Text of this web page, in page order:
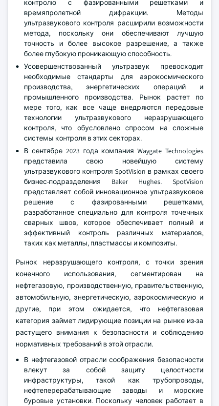
контролю с фазированными решетками и
времяпролетной дифракции. Методы
ультразвукового контроля расширили возможности
метода, поскольку они обеспечивают лучшую
точность и более высокое разрешение, а также
более глубокую проникающую способность.
Усовершенствованный ультразвук превосходит
необходимые стандарты для аэрокосмического
производства, энергетических операций и
промышленного производства. Рынок растет по
мере того, как все чаще внедряются передовые
технологии ультразвукового неразрушающего
контроля, что обусловлено спросом на сложные
системы контроля в этих секторах.
В сентябре 2023 года компания Waygate Technologies
представила свою новейшую систему
ультразвукового контроля SpotVision в рамках своего
бизнес-подразделения Baker Hughes. SpotVision
представляет собой инновационное ультразвуковое
решение с фазированными решетками,
разработанное специально для контроля точечных
сварных швов, которое обеспечивает полный и
эффективный контроль различных материалов,
таких как металлы, пластмассы и композиты.
Рынок неразрушающего контроля, с точки зрения
конечного использования, сегментирован на
нефтегазовую, производственную, правительственную,
автомобильную, энергетическую, аэрокосмическую и
другие, при этом ожидается, что нефтегазовая
категория займет лидирующие позиции на рынке из-за
растущего внимания к безопасности и соблюдению
нормативных требований в этой отрасли.
В нефтегазовой отрасли соображения безопасности
влекут за собой защиту целостности
инфраструктуры, такой как трубопроводы,
нефтеперерабатывающие заводы и морские
буровые установки. Поскольку человек работает в